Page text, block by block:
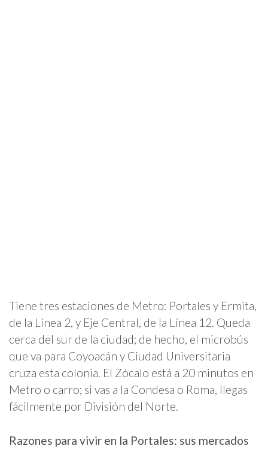
Tiene tres estaciones de Metro: Portales y Ermita,
de la Línea 2, y Eje Central, de la Línea 12. Queda
cerca del sur de la ciudad; de hecho, el microbús
que va para Coyoacán y Ciudad Universitaria
cruza esta colonia. El Zócalo está a 20 minutos en
Metro o carro; si vas a la Condesa o Roma, llegas
fácilmente por División del Norte.
Razones para vivir en la Portales: sus mercados